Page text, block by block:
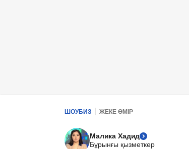
ШОУБИЗ ЖЕКЕ ӨМІР
Малика Хадид
Бұрынғы қызметкер